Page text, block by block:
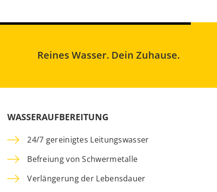
Reines Wasser. Dein Zuhause.
WASSERAUFBEREITUNG
24/7 gereinigtes Leitungswasser
Befreiung von Schwermetalle
Verlängerung der Lebensdauer